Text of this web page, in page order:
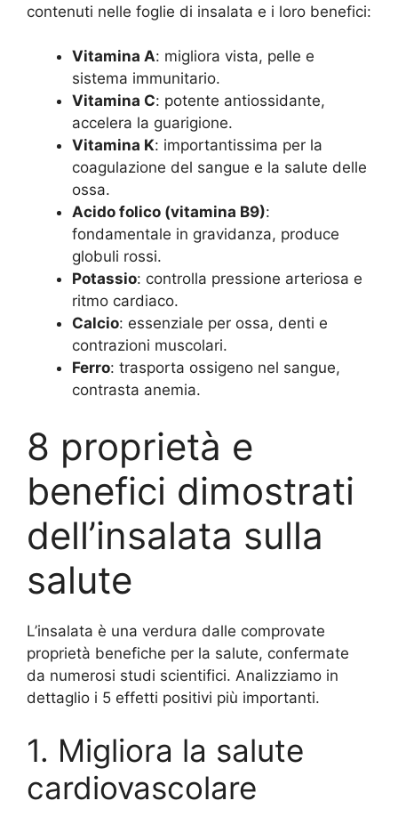
contenuti nelle foglie di insalata e i loro benefici:
Vitamina A: migliora vista, pelle e
sistema immunitario.
Vitamina C: potente antiossidante,
accelera la guarigione.
Vitamina K: importantissima per la
coagulazione del sangue e la salute delle
ossa.
Acido folico (vitamina B9):
fondamentale in gravidanza, produce
globuli rossi.
Potassio: controlla pressione arteriosa e
ritmo cardiaco.
Calcio: essenziale per ossa, denti e
contrazioni muscolari.
Ferro: trasporta ossigeno nel sangue,
contrasta anemia.
8 proprietà e
benefici dimostrati
dell’insalata sulla
salute
L’insalata è una verdura dalle comprovate
proprietà benefiche per la salute, confermate
da numerosi studi scientifici. Analizziamo in
dettaglio i 5 effetti positivi più importanti.
1. Migliora la salute
cardiovascolare